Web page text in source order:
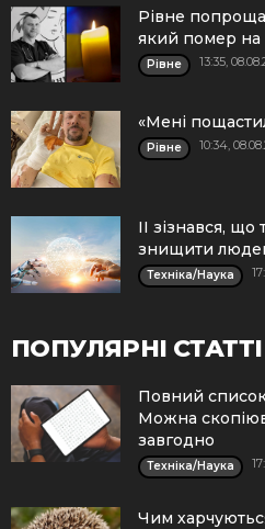
Рівне
який помер на
Рівне 13:35,
«Мені
Рівне 10:34,
ІІ зізнався,
знищити
Техніка/Наука
ПОПУЛЯРНІ СТАТТІ
Повний список
Можна
завгодно
Техніка/Наука
Чим